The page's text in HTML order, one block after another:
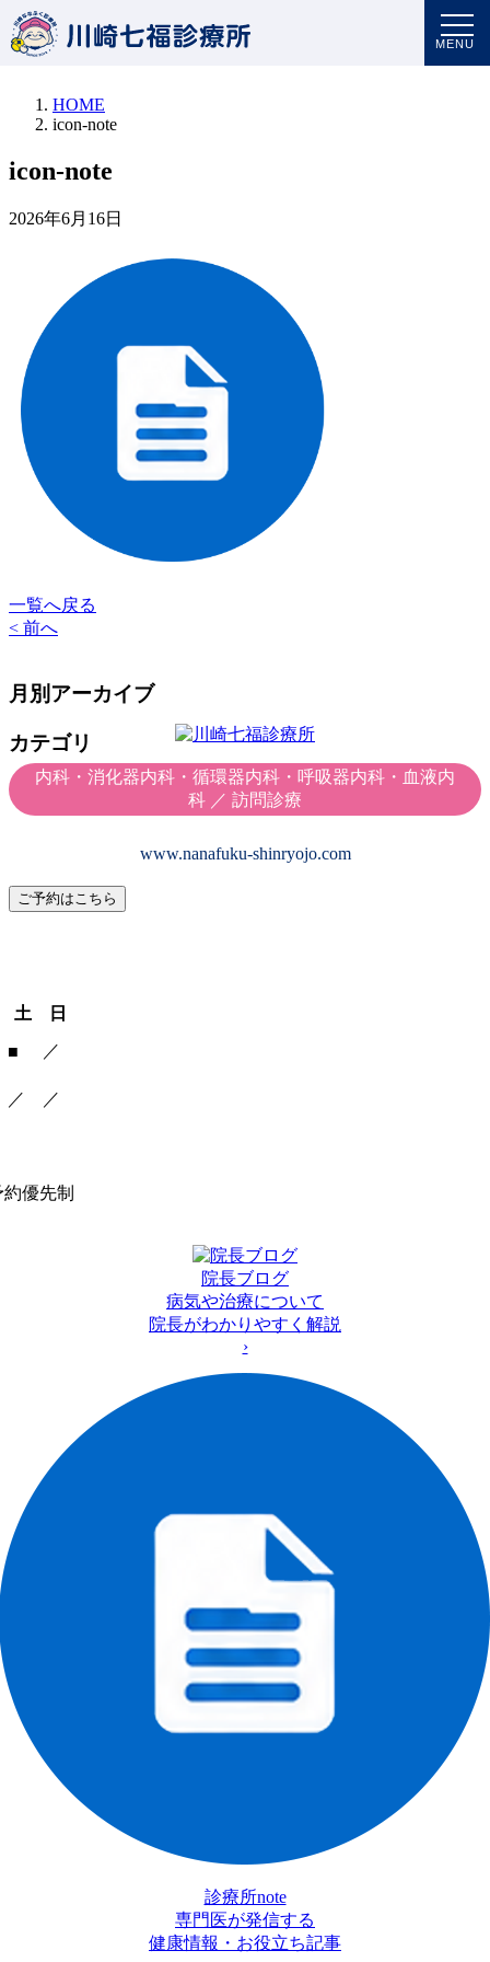
MENU
アーカイブアーカイブ
HOME
icon-note
icon-note
2026年6月16日
一覧へ戻る
< 前へ
月別アーカイブ
カテゴリ
内科・消化器内科・循環器内科・呼吸器内科・血液内
科 ／ 訪問診療
www.nanafuku-shinryojo.com
ご予約はこちら
土 日
■ ／
／ ／
優先制
院長ブログ
病気や治療について
院長がわかりやすく解説
›
診療所note
専門医が発信する
健康情報・お役立ち記事